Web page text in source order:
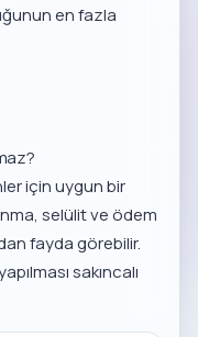
en fazla
için uygun bir
selülit ve ödem
fayda görebilir.
sakıncalı